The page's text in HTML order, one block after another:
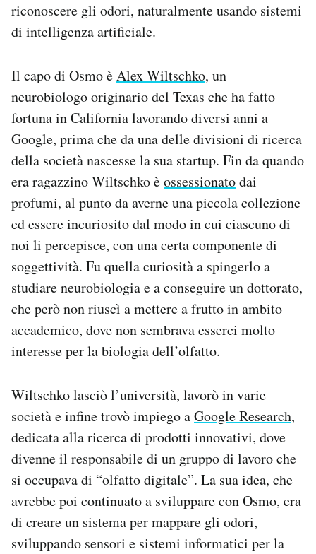
riconoscere gli odori, naturalmente usando sistemi
di intelligenza artificiale.
Il capo di Osmo èAlex Wiltschko, un
neurobiologo originario del Texas che ha fatto
fortuna in California lavorando diversi anni a
Google, prima che da una delle divisioni di ricerca
della società nascesse la sua startup. Fin da quando
era ragazzino Wiltschko èossessionatodai
profumi, al punto da averne una piccola collezione
ed essere incuriosito dal modo in cui ciascuno di
noi li percepisce, con una certa componente di
soggettività. Fu quella curiosità a spingerlo a
studiare neurobiologia e a conseguire un dottorato,
che però non riuscì a mettere a frutto in ambito
accademico, dove non sembrava esserci molto
interesse per la biologia dell’olfatto.
Wiltschko lasciò l’università, lavorò in varie
società e infine trovò impiego aGoogle Research,
dedicata alla ricerca di prodotti innovativi, dove
divenne il responsabile di un gruppo di lavoro che
si occupava di “olfatto digitale”. La sua idea, che
avrebbe poi continuato a sviluppare con Osmo, era
di creare un sistema per mappare gli odori,
sviluppando sensori e sistemi informatici per la